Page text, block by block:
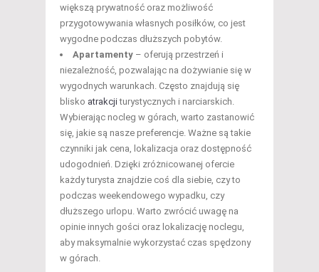
większą prywatność oraz możliwość
przygotowywania własnych posiłków, co jest
wygodne podczas dłuższych pobytów.
Apartamenty – oferują przestrzeń i
niezależność, pozwalając na dożywianie się w
wygodnych warunkach. Często znajdują się
blisko atrakcjiturystycznych i narciarskich.
Wybierając nocleg w górach, warto zastanowić
się, jakie są nasze preferencje. Ważne są takie
czynniki jak cena, lokalizacja oraz dostępność
udogodnień. Dzięki zróżnicowanej ofercie
każdy turysta znajdzie coś dla siebie, czy to
podczas weekendowego wypadku, czy
dłuższego urlopu. Warto zwrócić uwagę na
opinie innych gości oraz lokalizację noclegu,
aby maksymalnie wykorzystać czas spędzony
w górach.